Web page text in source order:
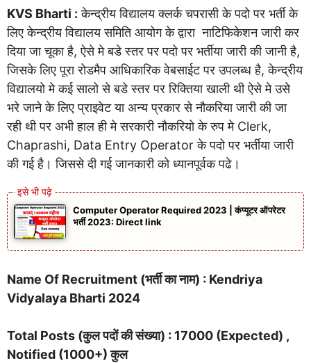
KVS Bharti : केन्द्रीय विद्यालय क्लर्क चपरासी के पदो पर भर्ती के
लिए केन्द्रीय विद्यालय समिति आयोग के द्वारा नाटिफिकेशन जारी कर
दिया जा चूका है, ऐसे मे बडे स्तर पर पदो पर भर्तीया जारी की जानी है,
जिसके लिए पूरा रोडमैप आधिकारिक वेबसाईट पर उपलब्ध है, केन्द्रीय
विद्यालयो मे कई सालो से बडे स्तर पर रिक्तिया खाली थी ऐसे मे उसे
भरे जाने के लिए प्राइवेट या अन्य प्रकार से नौकरिया जारी की जा
रही थी पर अभी हाल ही मे सरकारी नौकरियो के रुप मे Clerk,
Chaprashi, Data Entry Operator के पदो पर भर्तीया जारी
की गई है। जिससे दी गई जानकारी को ध्यानपूर्वक पढे।
Computer Operator Required 2023 | कंप्यूटर ऑपरेटर
भर्ती 2023: Direct link
Name Of Recruitment (भर्ती का नाम) : Kendriya
Vidyalaya Bharti 2024
Total Posts (कुल पदों की संख्या) : 17000 (Expected) ,
Notified (1000+) कुल